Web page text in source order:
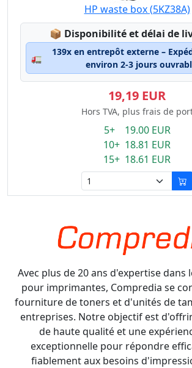
HP waste box (5KZ38A)
📦 Lagerstatus:
Disponibilité et délai de
🚛
139x en entrepôt externe –
environ 2-3 jours
19,19 EUR
Hors TVA, plus frais de
5+ 19.00 EUR
10+ 18.81 EUR
15+ 18.61 EUR
Avec plus de 20 ans d'expertise
pour imprimantes, Compredia se
fourniture de toners et d'unités de
entreprises. Notre objectif est
de haute qualité et une
exceptionnelle pour répondre
fiablement aux besoins